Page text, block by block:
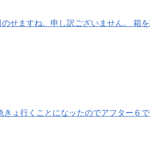
せますね。申し訳ございません。
行くことになッたのでアフター６